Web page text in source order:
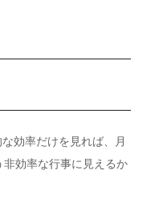
効率だけを見れば、月
効率な行事に見えるか